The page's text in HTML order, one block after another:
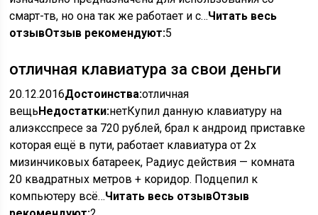
смарт-тв, но она так же работает и с…Читать весь
отзывОтзыв рекомендуют:5
отличная клавиатура за свои деньги
20.12.2016Достоинства:отличная
вещьНедостатки:нетКупил данную клавиатуру на
алиэксспресе за 720 рублей, брал к андроид приставке
которая ещё в пути, работает клавиатура от 2х
мизинчиковых батареек, Радиус действия — комната
20 квадратных метров + коридор. Подцепил к
компьютеру всё…Читать весь отзывОтзыв